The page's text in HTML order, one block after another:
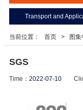
Transport and
当前位置： 首页 > 图
SGS
Time： 2022-07-10Click